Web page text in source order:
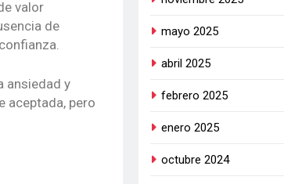
valor
de
ansiedad y
aceptada, pero
mayo 2025
abril 2025
febrero 2025
enero 2025
octubre 2024